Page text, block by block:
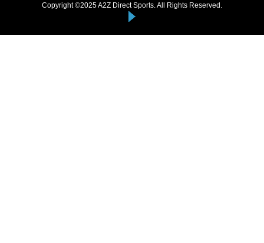
Copyright ©2025 A2Z Direct Sports. All Rights Reserved.